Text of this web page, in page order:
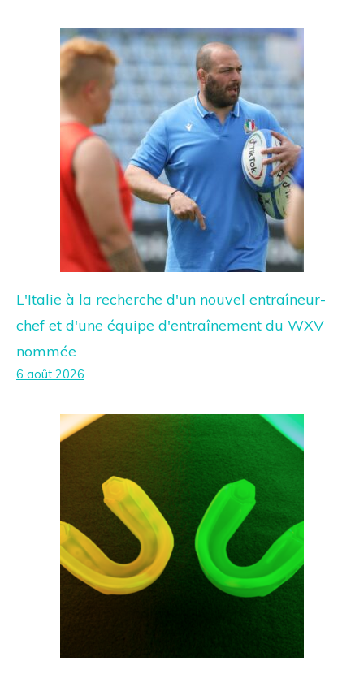
L'Italie à la recherche d'un nouvel entraîneur-
chef et d'une équipe d'entraînement du WXV
nommée
6 août 2026